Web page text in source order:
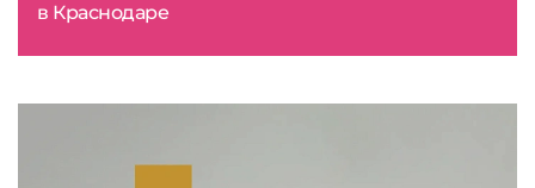
в Краснодаре